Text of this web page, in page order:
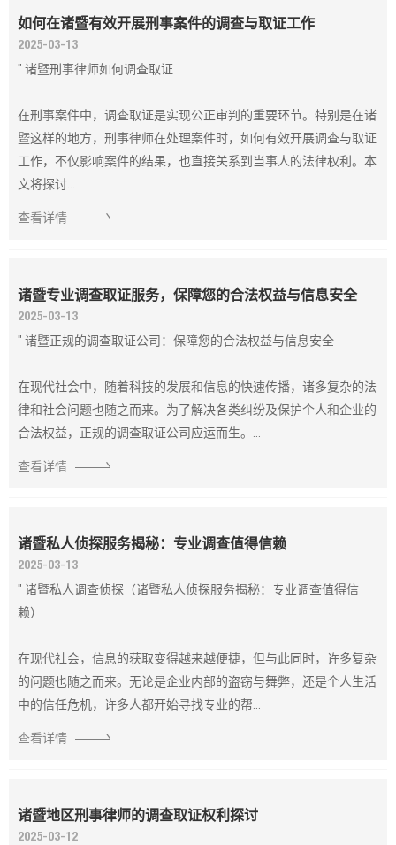
如何在诸暨有效开展刑事案件的调查与取证工作
2025-03-13
" 诸暨刑事律师如何调查取证
在刑事案件中，调查取证是实现公正审判的重要环节。特别是在诸
暨这样的地方，刑事律师在处理案件时，如何有效开展调查与取证
工作，不仅影响案件的结果，也直接关系到当事人的法律权利。本
文将探讨...
查看详情
诸暨专业调查取证服务，保障您的合法权益与信息安全
2025-03-13
" 诸暨正规的调查取证公司：保障您的合法权益与信息安全
在现代社会中，随着科技的发展和信息的快速传播，诸多复杂的法
律和社会问题也随之而来。为了解决各类纠纷及保护个人和企业的
合法权益，正规的调查取证公司应运而生。...
查看详情
诸暨私人侦探服务揭秘：专业调查值得信赖
2025-03-13
" 诸暨私人调查侦探（诸暨私人侦探服务揭秘：专业调查值得信
赖）
在现代社会，信息的获取变得越来越便捷，但与此同时，许多复杂
的问题也随之而来。无论是企业内部的盗窃与舞弊，还是个人生活
中的信任危机，许多人都开始寻找专业的帮...
查看详情
诸暨地区刑事律师的调查取证权利探讨
2025-03-12